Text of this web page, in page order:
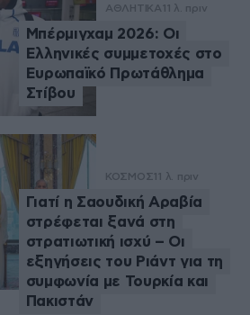
ΑΘΛΗΤΙΚΑ 11 λ. πριν
Μπέρμιγχαμ 2026: Οι
Ελληνικές συμμετοχές στο
Ευρωπαϊκό Πρωτάθλημα
Στίβου
ΚΟΣΜΟΣ 11 λ. πριν
Γιατί η Σαουδική Αραβία
στρέφεται ξανά στη
στρατιωτική ισχύ – Οι
εξηγήσεις του Ριάντ για τη
συμφωνία με Τουρκία και
Πακιστάν